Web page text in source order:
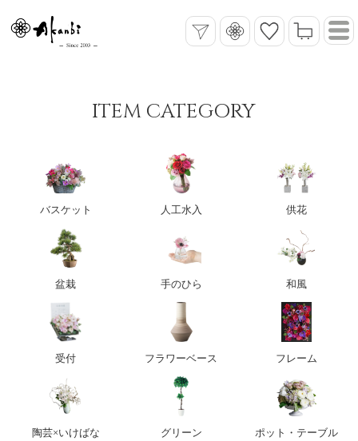
ITEM CATEGORY
バスケット 人工水入 供花
盆栽 手のひら 和風
受付 フラワーベース フレーム
陶芸×いけばな グリーン ポット・テーブル